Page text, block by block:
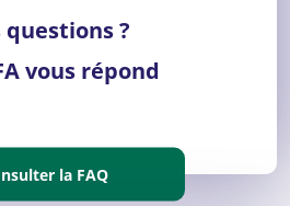
questions ?
vous répond
la FAQ